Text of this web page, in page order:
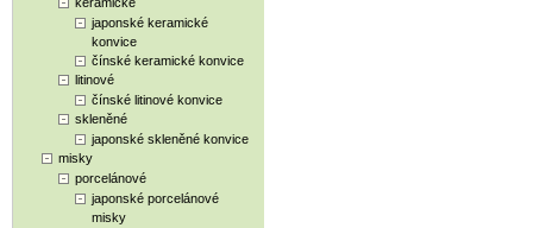
japonské keramické
konvice
čínské keramické konvice
litinové
čínské litinové konvice
skleněné
japonské skleněné konvice
misky
porcelánové
japonské porcelánové
misky